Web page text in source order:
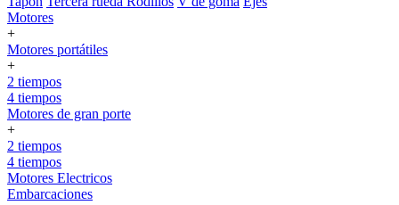
Motores
+
Motores portátiles
+
2 tiempos
4 tiempos
Motores de gran porte
+
2 tiempos
4 tiempos
Motores Electricos
Embarcaciones